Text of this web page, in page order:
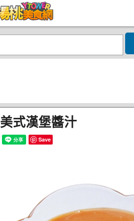
美式漢堡醬汁
Save